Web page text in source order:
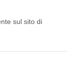
sul sito di